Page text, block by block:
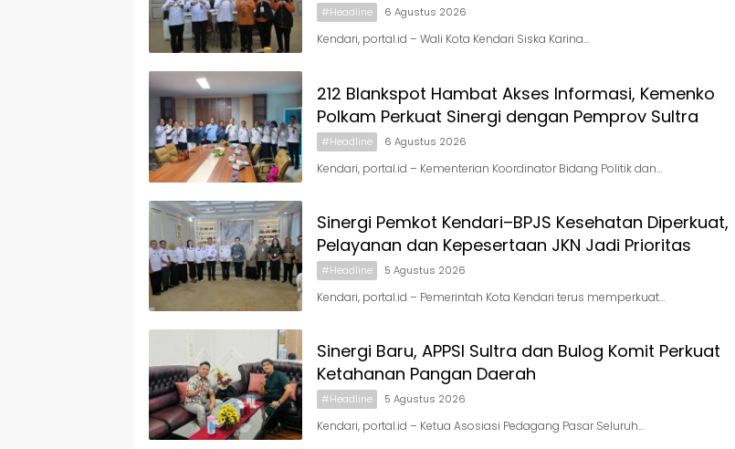
#Headline 6 Agustus 2026
Kendari, portal.id – Wali Kota Kendari Siska Karina…
212 Blankspot Hambat Akses Informasi, Kemenko
Polkam Perkuat Sinergi dengan Pemprov Sultra
#Headline 6 Agustus 2026
Kendari, portal.id – Kementerian Koordinator Bidang Politik dan…
Sinergi Pemkot Kendari–BPJS Kesehatan Diperkuat,
Pelayanan dan Kepesertaan JKN Jadi Prioritas
#Headline 5 Agustus 2026
Kendari, portal.id – Pemerintah Kota Kendari terus memperkuat…
Sinergi Baru, APPSI Sultra dan Bulog Komit Perkuat
Ketahanan Pangan Daerah
#Headline 5 Agustus 2026
Kendari, portal.id – Ketua Asosiasi Pedagang Pasar Seluruh…